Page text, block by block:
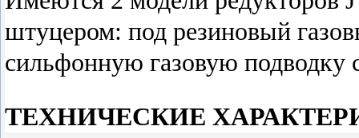
штуцером: под резиновый
сильфонную газовую
ТЕХНИЧЕСКИЕ